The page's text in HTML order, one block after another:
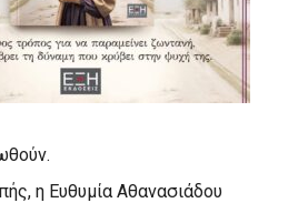
η Ευθυμία Αθανασιάδου